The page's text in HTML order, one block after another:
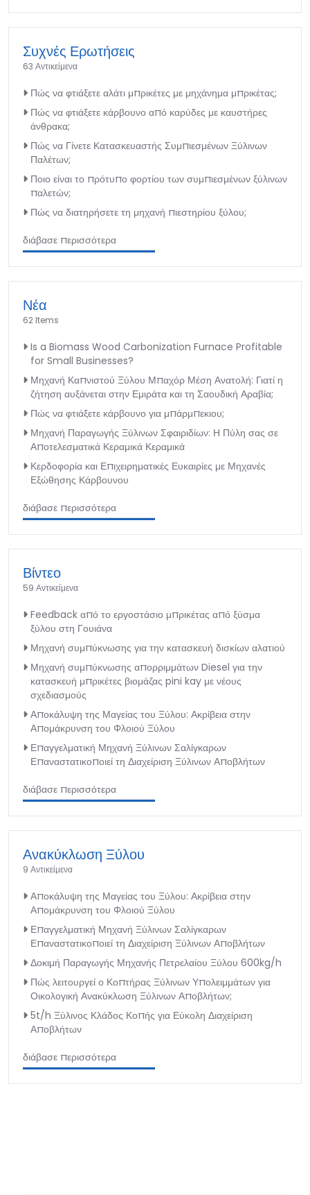
Συχνές Ερωτήσεις
63 Αντικείμενα
Πώς να φτιάξετε αλάτι μπρικέτες με μηχάνημα μπρικέτας;
Πώς να φτιάξετε κάρβουνο από καρύδες με καυστήρες
άνθρακα;
Πώς να Γίνετε Κατασκευαστής Συμπιεσμένων Ξύλινων
Παλέτων;
Ποιο είναι το πρότυπο φορτίου των συμπιεσμένων ξύλινων
παλετών;
Πώς να διατηρήσετε τη μηχανή πιεστηρίου ξύλου;
διάβασε περισσότερα
Νέα
62 Items
Is a Biomass Wood Carbonization Furnace Profitable
for Small Businesses?
Μηχανή Καπνιστού Ξύλου Μπαχόρ Μέση Ανατολή: Γιατί η
ζήτηση αυξάνεται στην Εμιράτα και τη Σαουδική Αραβία;
Πώς να φτιάξετε κάρβουνο για μπάρμπεκιου;
Μηχανή Παραγωγής Ξύλινων Σφαιριδίων: Η Πύλη σας σε
Αποτελεσματικά Κεραμικά Κεραμικά
Κερδοφορία και Επιχειρηματικές Ευκαιρίες με Μηχανές
Εξώθησης Κάρβουνου
διάβασε περισσότερα
Βίντεο
59 Αντικείμενα
Feedback από το εργοστάσιο μπρικέτας από ξύσμα
ξύλου στη Γουιάνα
Μηχανή συμπύκνωσης για την κατασκευή δισκίων αλατιού
Μηχανή συμπύκνωσης απορριμμάτων Diesel για την
κατασκευή μπρικέτες βιομάζας pini kay με νέους
σχεδιασμούς
Αποκάλυψη της Μαγείας του Ξύλου: Ακρίβεια στην
Απομάκρυνση του Φλοιού Ξύλου
Επαγγελματική Μηχανή Ξύλινων Σαλίγκαρων
Επαναστατικοποιεί τη Διαχείριση Ξύλινων Αποβλήτων
διάβασε περισσότερα
Ανακύκλωση Ξύλου
9 Αντικείμενα
Αποκάλυψη της Μαγείας του Ξύλου: Ακρίβεια στην
Απομάκρυνση του Φλοιού Ξύλου
Επαγγελματική Μηχανή Ξύλινων Σαλίγκαρων
Επαναστατικοποιεί τη Διαχείριση Ξύλινων Αποβλήτων
Δοκιμή Παραγωγής Μηχανής Πετρελαίου Ξύλου 600kg/h
Πώς λειτουργεί ο Κοπτήρας Ξύλινων Υπολειμμάτων για
Οικολογική Ανακύκλωση Ξύλινων Αποβλήτων;
5t/h Ξύλινος Κλάδος Κοπής για Εύκολη Διαχείριση
Αποβλήτων
διάβασε περισσότερα